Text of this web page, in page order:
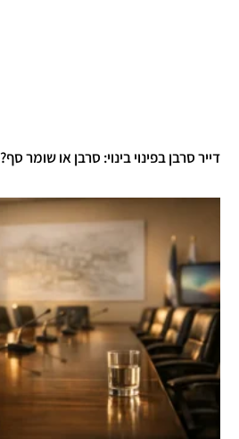
דייר סרבן בפינוי בינוי: סרבן או שומר סף?